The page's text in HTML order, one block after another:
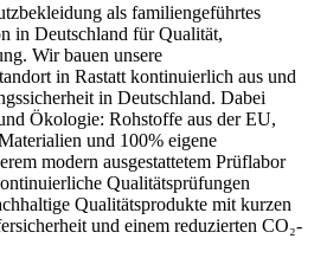
als familiengeführtes
in Deutschland für Qualität,
Wir bauen unsere
in Rastatt kontinuierlich aus und
in Deutschland. Dabei
Ökologie: Rohstoffe aus der EU,
und 100% eigene
modern ausgestattetem Prüflabor
Qualitätsprüfungen
Qualitätsprodukte mit kurzen
und einem reduzierten CO₂-